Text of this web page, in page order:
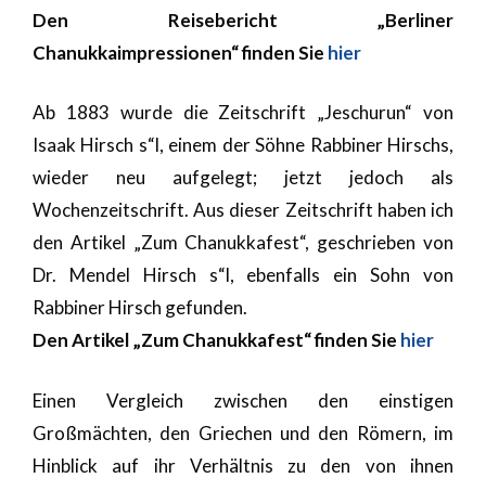
Den Reisebericht „Berliner
Chanukkaimpressionen“ finden Sie hier
Ab 1883 wurde die Zeitschrift „Jeschurun“ von
Isaak Hirsch s“l, einem der Söhne Rabbiner Hirschs,
wieder neu aufgelegt; jetzt jedoch als
Wochenzeitschrift. Aus dieser Zeitschrift haben ich
den Artikel „Zum Chanukkafest“, geschrieben von
Dr. Mendel Hirsch s“l, ebenfalls ein Sohn von
Rabbiner Hirsch gefunden.
Den Artikel „Zum Chanukkafest“ finden Sie hier
Einen Vergleich zwischen den einstigen
Großmächten, den Griechen und den Römern, im
Hinblick auf ihr Verhältnis zu den von ihnen